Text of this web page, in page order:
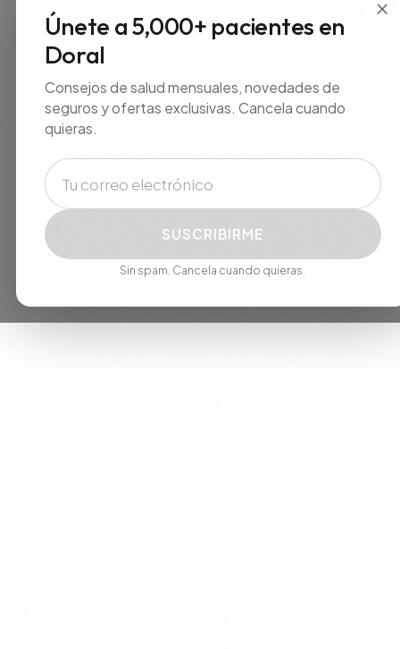
Únete a 5,000+ pacientes en
Doral
Consejos de salud mensuales, novedades de
seguros y ofertas exclusivas. Cancela cuando
quieras.
Correo electrónico
SUSCRIBIRME
Sin spam. Cancela cuando quieras.